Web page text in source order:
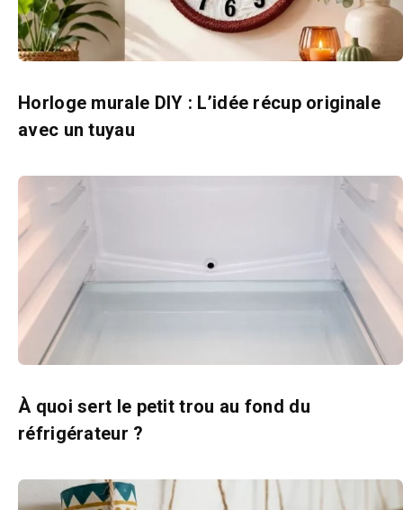
Horloge murale DIY : L’idée récup originale
avec un tuyau
À quoi sert le petit trou au fond du
réfrigérateur ?